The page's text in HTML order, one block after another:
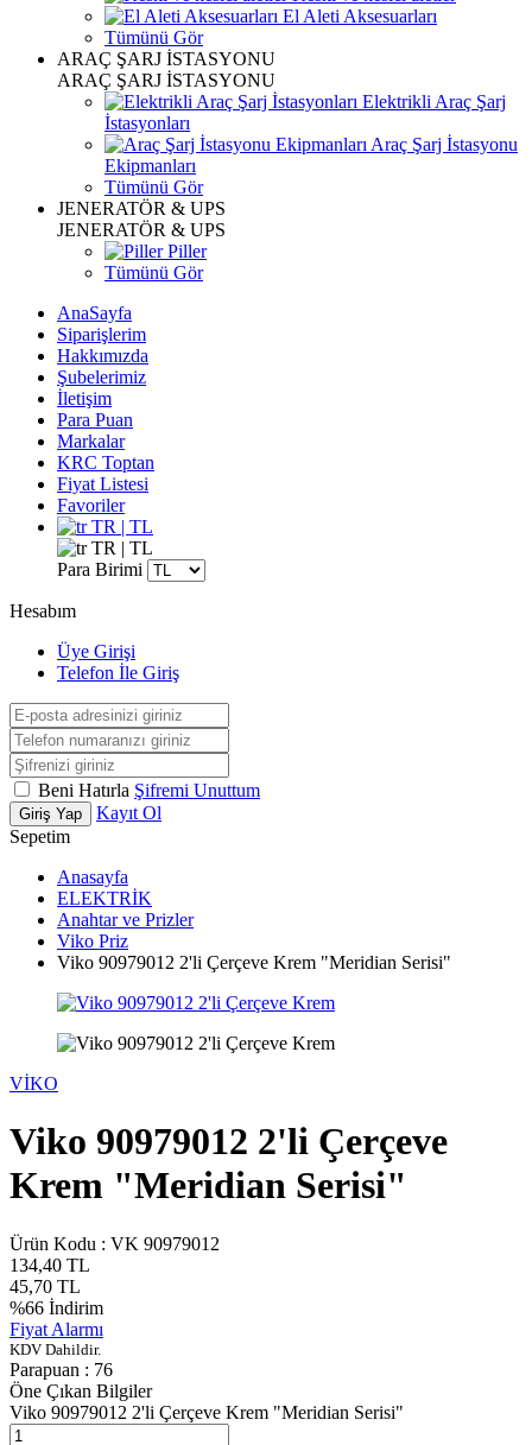
El Aleti Aksesuarları
Tümünü Gör
ARAÇ ŞARJ İSTASYONU
ARAÇ ŞARJ İSTASYONU
Elektrikli Araç Şarj
İstasyonları
Araç Şarj İstasyonu
Ekipmanları
Tümünü Gör
JENERATÖR & UPS
JENERATÖR & UPS
Piller
Tümünü Gör
AnaSayfa
Siparişlerim
Hakkımızda
Şubelerimiz
İletişim
Para Puan
Markalar
KRC Toptan
Fiyat Listesi
Favoriler
TR | TL
TR | TL
Para Birimi
Hesabım
Üye Girişi
Telefon İle Giriş
Beni Hatırla Şifremi Unuttum
Giriş Yap
Kayıt Ol
Sepetim
Anasayfa
ELEKTRİK
Anahtar ve Prizler
Viko Priz
Viko 90979012 2'li Çerçeve Krem "Meridian Serisi"
VİKO
Viko 90979012 2'li Çerçeve
Krem "Meridian Serisi"
Ürün Kodu : VK 90979012
134,40 TL
45,70 TL
%66 İndirim
Fiyat Alarmı
KDV Dahildir.
Parapuan : 76
Öne Çıkan Bilgiler
Viko 90979012 2'li Çerçeve Krem "Meridian Serisi"